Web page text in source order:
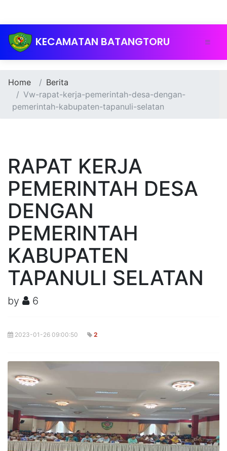
KECAMATAN BATANGTORU
Home
Berita
Vw-rapat-kerja-pemerintah-desa-dengan-
pemerintah-kabupaten-tapanuli-selatan
RAPAT KERJA
PEMERINTAH DESA
DENGAN
PEMERINTAH
KABUPATEN
TAPANULI SELATAN
by 6
2023-01-26 09:00:50 2